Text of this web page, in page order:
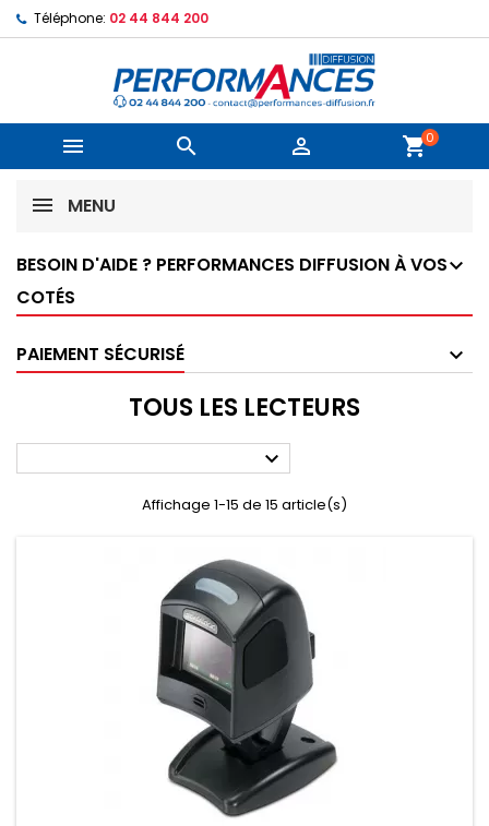
Téléphone: 02 44 844 200
   shopping_cart0
MENU
BESOIN D'AIDE ? PERFORMANCES DIFFUSION À VOS
COTÉS
PAIEMENT SÉCURISÉ
TOUS LES LECTEURS

Affichage 1-15 de 15 article(s)